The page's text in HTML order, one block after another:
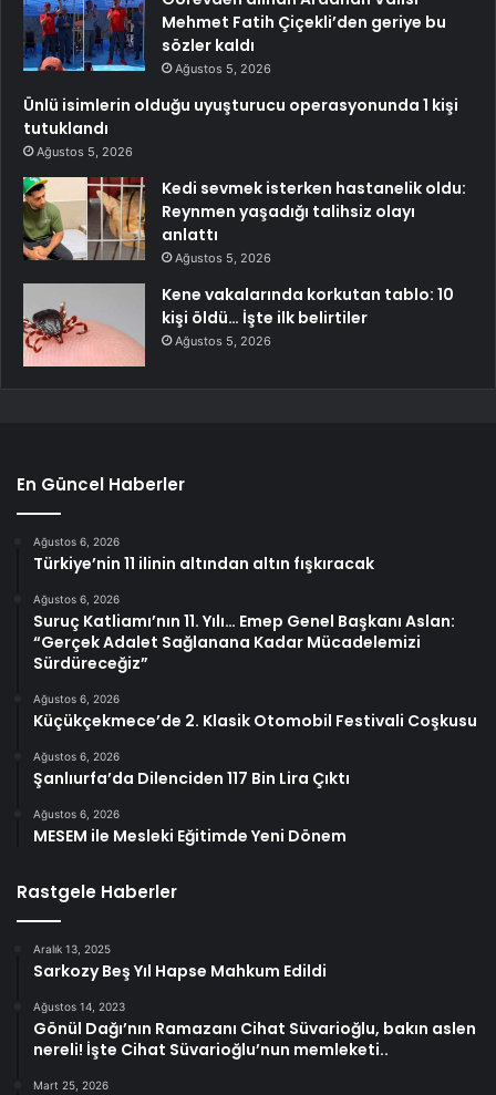
Mehmet Fatih Çiçekli’den geriye bu
sözler kaldı
Ağustos 5, 2026
Ünlü isimlerin olduğu uyuşturucu operasyonunda 1 kişi
tutuklandı
Ağustos 5, 2026
Kedi sevmek isterken hastanelik oldu:
Reynmen yaşadığı talihsiz olayı
anlattı
Ağustos 5, 2026
Kene vakalarında korkutan tablo: 10
kişi öldü… İşte ilk belirtiler
Ağustos 5, 2026
En Güncel Haberler
Ağustos 6, 2026
Türkiye’nin 11 ilinin altından altın fışkıracak
Ağustos 6, 2026
Suruç Katliamı’nın 11. Yılı… Emep Genel Başkanı Aslan:
“Gerçek Adalet Sağlanana Kadar Mücadelemizi
Sürdüreceğiz”
Ağustos 6, 2026
Küçükçekmece’de 2. Klasik Otomobil Festivali Coşkusu
Ağustos 6, 2026
Şanlıurfa’da Dilenciden 117 Bin Lira Çıktı
Ağustos 6, 2026
MESEM ile Mesleki Eğitimde Yeni Dönem
Rastgele Haberler
Aralık 13, 2025
Sarkozy Beş Yıl Hapse Mahkum Edildi
Ağustos 14, 2023
Gönül Dağı’nın Ramazanı Cihat Süvarioğlu, bakın aslen
nereli! İşte Cihat Süvarioğlu’nun memleketi..
Mart 25, 2026